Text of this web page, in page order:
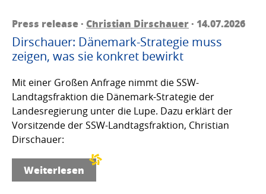
Press release · Christian Dirschauer· 14.07.2026
Dirschauer: Dänemark-Strategie muss
zeigen, was sie konkret bewirkt
Mit einer Großen Anfrage nimmt die SSW-
Landtagsfraktion die Dänemark-Strategie der
Landesregierung unter die Lupe. Dazu erklärt der
Vorsitzende der SSW-Landtagsfraktion, Christian
Dirschauer:
Weiterlesen